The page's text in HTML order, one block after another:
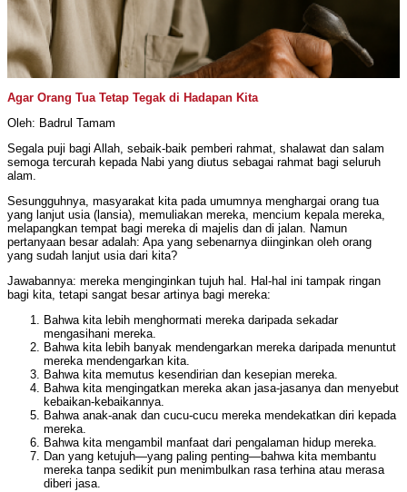
Agar Orang Tua Tetap Tegak di Hadapan Kita
Oleh: Badrul Tamam
Segala puji bagi Allah, sebaik-baik pemberi rahmat, shalawat dan salam
semoga tercurah kepada Nabi yang diutus sebagai rahmat bagi seluruh
alam.
Sesungguhnya, masyarakat kita pada umumnya menghargai orang tua
yang lanjut usia (lansia), memuliakan mereka, mencium kepala mereka,
melapangkan tempat bagi mereka di majelis dan di jalan. Namun
pertanyaan besar adalah: Apa yang sebenarnya diinginkan oleh orang
yang sudah lanjut usia dari kita?
Jawabannya: mereka menginginkan tujuh hal. Hal-hal ini tampak ringan
bagi kita, tetapi sangat besar artinya bagi mereka:
Bahwa kita lebih menghormati mereka daripada sekadar
mengasihani mereka.
Bahwa kita lebih banyak mendengarkan mereka daripada menuntut
mereka mendengarkan kita.
Bahwa kita memutus kesendirian dan kesepian mereka.
Bahwa kita mengingatkan mereka akan jasa-jasanya dan menyebut
kebaikan-kebaikannya.
Bahwa anak-anak dan cucu-cucu mereka mendekatkan diri kepada
mereka.
Bahwa kita mengambil manfaat dari pengalaman hidup mereka.
Dan yang ketujuh—yang paling penting—bahwa kita membantu
mereka tanpa sedikit pun menimbulkan rasa terhina atau merasa
diberi jasa.